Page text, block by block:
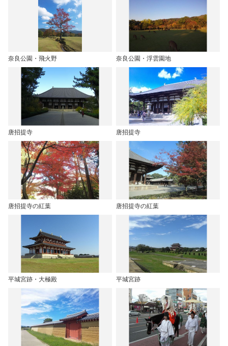
奈良公園・飛火野 奈良公園・浮雲園地
唐招提寺 唐招提寺
唐招提寺の紅葉 唐招提寺の紅葉
平城宮跡・大極殿 平城宮跡